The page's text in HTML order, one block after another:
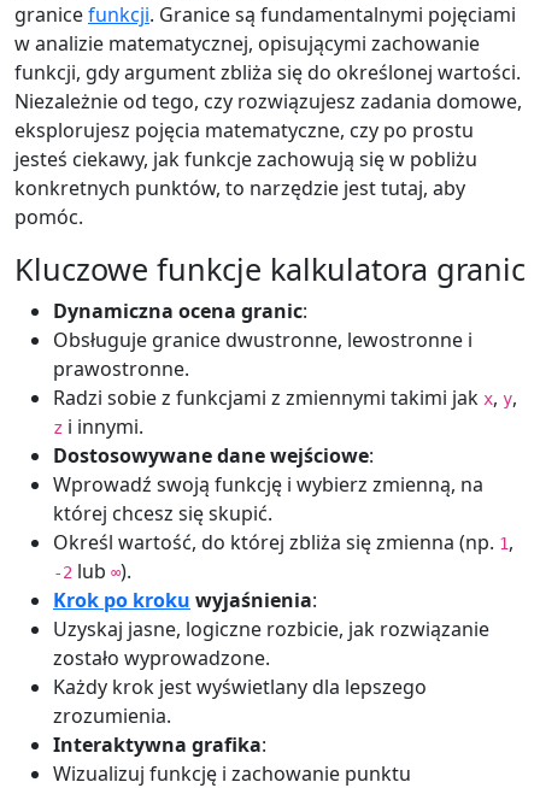
granicefunkcji. Granice są fundamentalnymi pojęciami
w analizie matematycznej, opisującymi zachowanie
funkcji, gdy argument zbliża się do określonej wartości.
Niezależnie od tego, czy rozwiązujesz zadania domowe,
eksplorujesz pojęcia matematyczne, czy po prostu
jesteś ciekawy, jak funkcje zachowują się w pobliżu
konkretnych punktów, to narzędzie jest tutaj, aby
pomóc.
Kluczowe funkcje kalkulatora granic
Dynamiczna ocena granic:
Obsługuje granice dwustronne, lewostronne i
prawostronne.
Radzi sobie z funkcjami z zmiennymi takimi jak x, y,
z i innymi.
Dostosowywane dane wejściowe:
Wprowadź swoją funkcję i wybierz zmienną, na
której chcesz się skupić.
Określ wartość, do której zbliża się zmienna (np. 1,
-2 lub ∞).
Krok po kroku wyjaśnienia:
Uzyskaj jasne, logiczne rozbicie, jak rozwiązanie
zostało wyprowadzone.
Każdy krok jest wyświetlany dla lepszego
zrozumienia.
Interaktywna grafika:
Wizualizuj funkcję i zachowanie punktu